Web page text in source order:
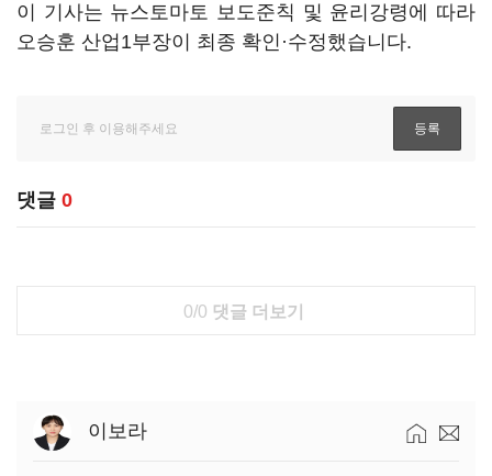
이 기사는 뉴스토마토 보도준칙 및 윤리강령에 따라
오승훈 산업1부장이 최종 확인·수정했습니다.
댓글 0
0/0 댓글 더보기
이보라